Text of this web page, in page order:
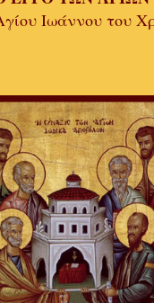
Ιωάννου του